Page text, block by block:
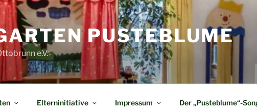
PUSTEBLUME
e.V.
Elterninitiative Impressum Der „Pusteblume“-